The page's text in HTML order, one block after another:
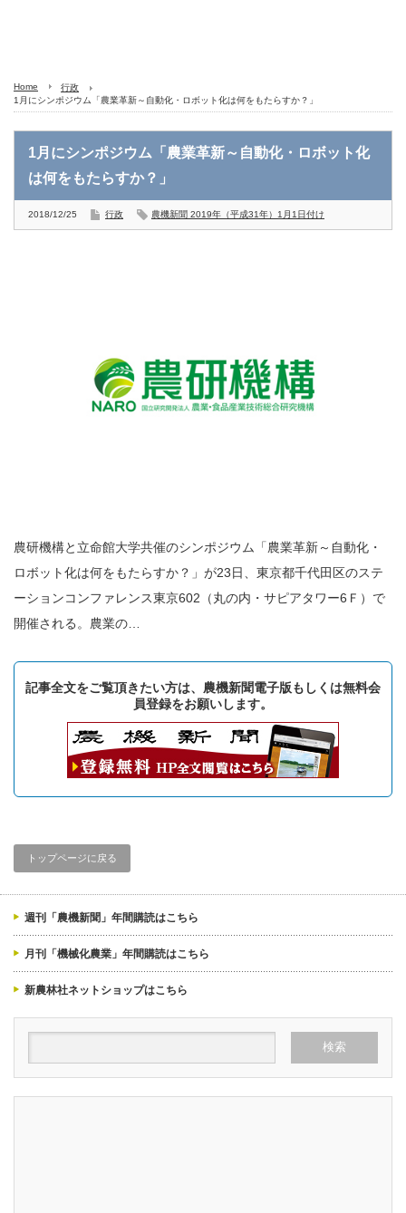
Home
行政
1月にシンポジウム「農業革新～自動化・ロボット化は何をもたらすか？」
1月にシンポジウム「農業革新～自動化・ロボット化
は何をもたらすか？」
2018/12/25 行政 農機新聞 2019年（平成31年）1月1日付け
農研機構と立命館大学共催のシンポジウム「農業革新～自動化・
ロボット化は何をもたらすか？」が23日、東京都千代田区のステ
ーションコンファレンス東京602（丸の内・サピアタワー6Ｆ）で
開催される。農業の…
記事全文をご覧頂きたい方は、農機新聞電子版もしくは無料会
員登録をお願いします。
トップページに戻る
週刊「農機新聞」年間購読はこちら
月刊「機械化農業」年間購読はこちら
新農林社ネットショップはこちら